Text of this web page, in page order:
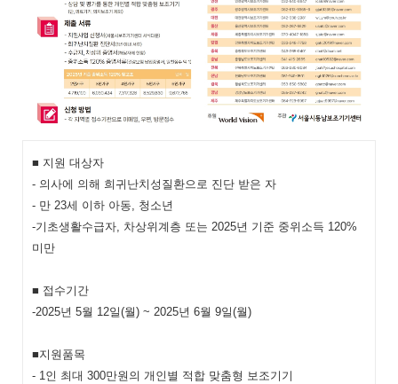
■ 지원 대상자
- 의사에 의해 희귀난치성질환으로 진단 받은 자
- 만 23세 이하 아동, 청소년
-기초생활수급자, 차상위계층 또는 2025년 기준 중위소득 120%
미만
■ 접수기간
-2025년 5월 12일(월) ~ 2025년 6월 9일(월)
■지원품목
- 1인 최대 300만원의 개인별 적합 맞춤형 보조기기